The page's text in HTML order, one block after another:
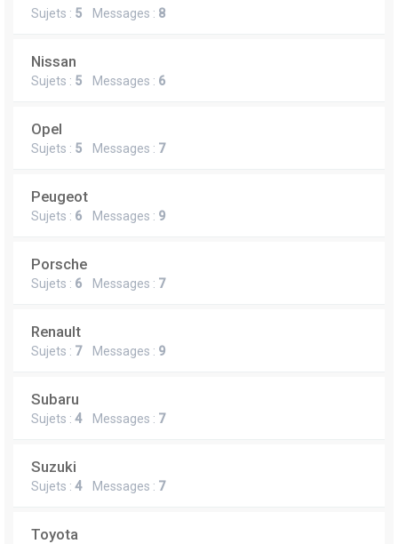
Sujets : 5 Messages : 8
Nissan
Sujets : 5 Messages : 6
Opel
Sujets : 5 Messages : 7
Peugeot
Sujets : 6 Messages : 9
Porsche
Sujets : 6 Messages : 7
Renault
Sujets : 7Messages : 9
Subaru
Sujets : 4Messages : 7
Suzuki
Sujets : 4Messages : 7
Toyota